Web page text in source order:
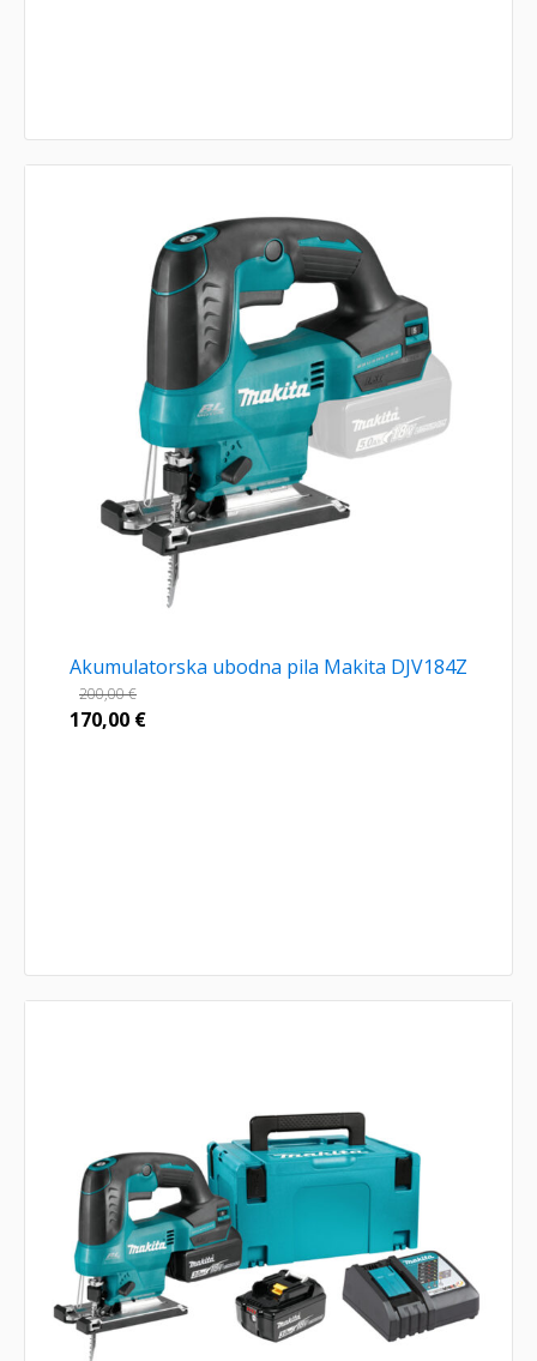
Akumulatorska ubodna pila Makita DJV184Z
200,00€
170,00 €